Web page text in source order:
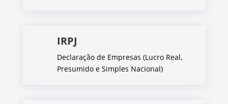
IRPJ
Declaração de Empresas (Lucro Real,
Presumido e Simples Nacional)